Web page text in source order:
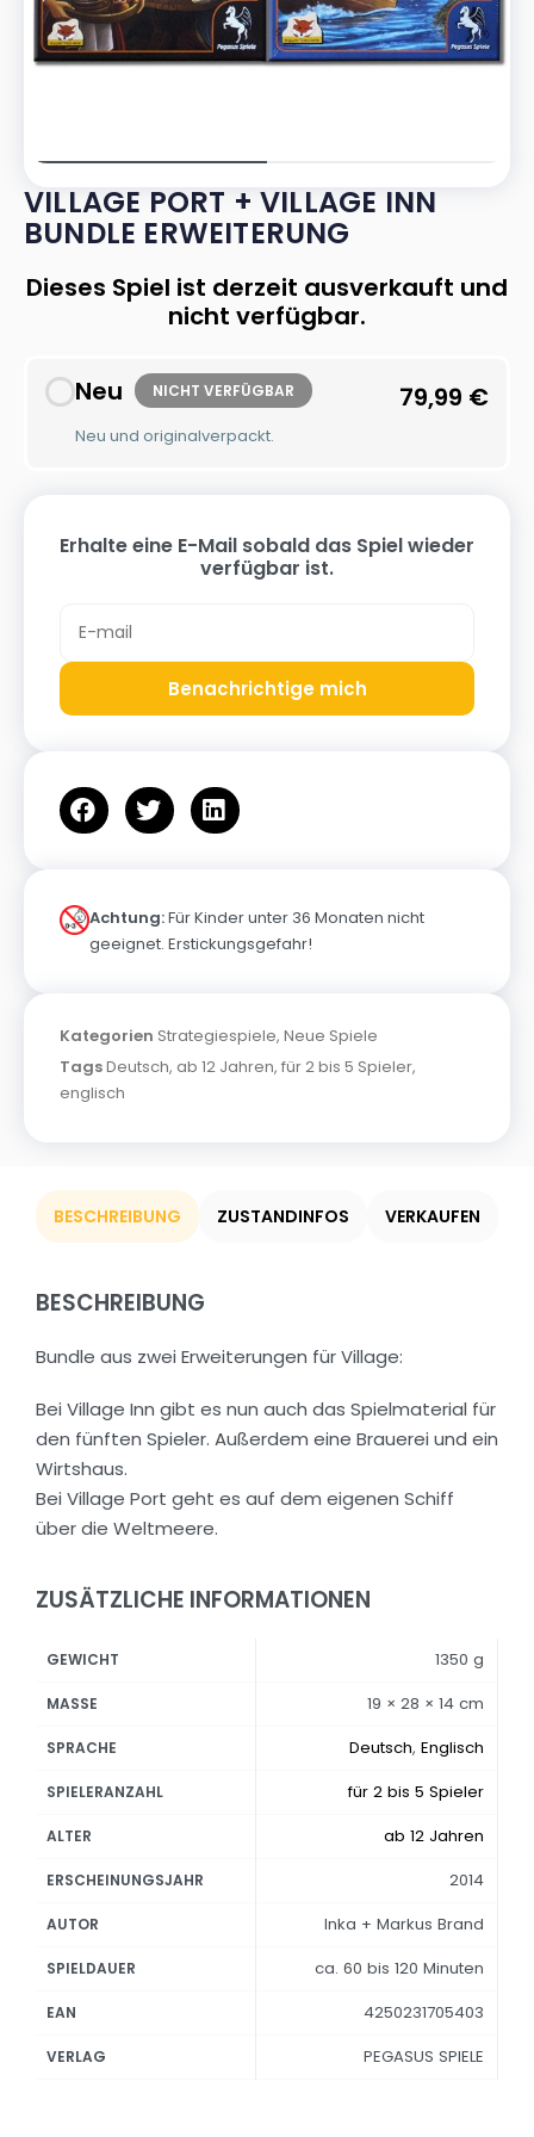
VILLAGE PORT + VILLAGE INN
BUNDLE ERWEITERUNG
Dieses Spiel ist derzeit ausverkauft und
nicht verfügbar.
Neu NICHT VERFÜGBAR
Neu und originalverpackt.
79,99 €
Erhalte eine E-Mail sobald das Spiel wieder
verfügbar ist.
Benachrichtige mich
Achtung:Für Kinder unter 36 Monaten nicht
geeignet. Erstickungsgefahr!
Kategorien Strategiespiele, Neue Spiele
TagsDeutsch, ab 12 Jahren, für 2 bis 5 Spieler,
englisch
BESCHREIBUNG ZUSTANDINFOS VERKAUFEN
BESCHREIBUNG
Bundle aus zwei Erweiterungen für Village:
Bei Village Inn gibt es nun auch das Spielmaterial für
den fünften Spieler. Außerdem eine Brauerei und ein
Wirtshaus.
Bei Village Port geht es auf dem eigenen Schiff
über die Weltmeere.
ZUSÄTZLICHE INFORMATIONEN
GEWICHT 1350 g
MASSE 19 × 28 × 14 cm
SPRACHE Deutsch, Englisch
SPIELERANZAHL für 2 bis 5 Spieler
ALTER ab 12 Jahren
ERSCHEINUNGSJAHR 2014
AUTOR Inka + Markus Brand
SPIELDAUER ca. 60 bis 120 Minuten
EAN 4250231705403
VERLAG PEGASUS SPIELE